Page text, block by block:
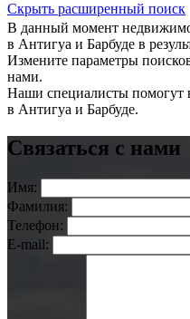
Скрыть расширенный поиск
В данный момент
в Антигуа и Барбуде в
Измените параметры
нами.
Наши специалисты помогут
в Антигуа и Барбуде.
Связаться с нами
Имя:
Фамилия:
Телефон:
E-mail: